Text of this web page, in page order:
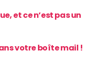
et ce n’est pas un
votre boîte mail !